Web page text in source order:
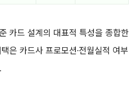
카드 설계의 대표적 특성을 종합한
은 카드사 프로모션·전월실적 여부